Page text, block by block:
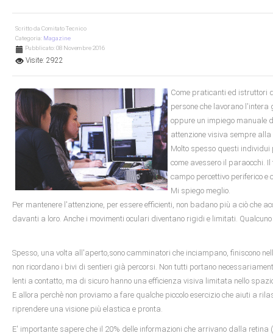
Scritto da Comitato Tecnico
Categoria: Magazine
Pubblicato: 08 Novembre 2016
Visite: 2922
Come praticanti ed istruttori
persone che lavorano
oppure un impiego manuale
attenzione visiva sempre
Molto spesso questi individui
come avessero il paraocchi.
campo percettivo periferico
Mi spiego meglio.
Per mantenere l'attenzione, per essere efficienti, non badano più a ciò che
davanti a loro. Anche i movimenti oculari diventano rigidi e limitati.
Spesso, una volta all'aperto,sono camminatori che inciampano, finiscono
non ricordano i bivi di sentieri già percorsi. Non tutti portano
lenti a contatto, ma di sicuro hanno una efficienza visiva limitata nello
E allora perchè non proviamo a fare qualche piccolo esercizio che aiuti a
riprendere una visione più elastica e pronta.
E' importante sapere che il 20% delle informazioni che arrivano dalla retina